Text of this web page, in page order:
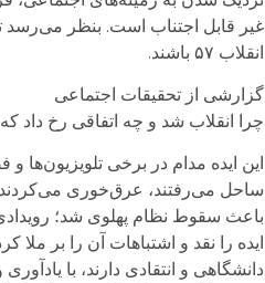
غیر قابل اجتناب است. بنظر می‌رسد
انقلاب ۵۷ باشند.
گزارشی از تحقیقات اجتماعی
چرا انقلاب شد و چه اتفاقی رخ داد که
این ایده مدام در برخی
ساحل می‌رفتند، عرق‌خوری می‌کردند و
باعث سقوط نظام پهلوی شد؛
ایده را نقد و اشتباهات آن را بر
دانشگاهی و انتقادی دارند، با